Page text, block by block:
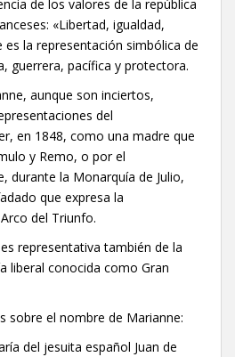
de los valores de la república
«Libertad, igualdad,
es la representación simbólica de
guerrera, pacífica y protectora.
aunque son inciertos,
del
en 1848, como una madre que
y Remo, o por el
durante la Monarquía de Julio,
que expresa la
del Triunfo.
representativa también de la
liberal conocida como Gran
sobre el nombre de Marianne:
del jesuita español Juan de